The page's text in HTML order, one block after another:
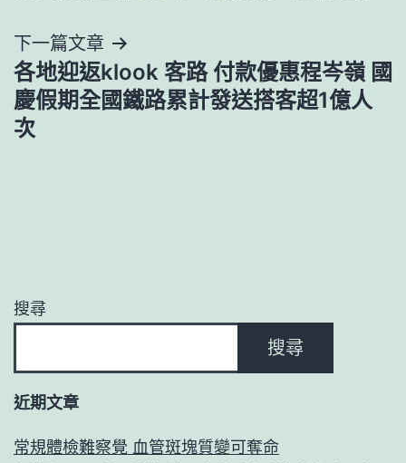
覽
下一篇文章
各地迎返klook 客路 付款優惠程岑嶺 國
慶假期全國鐵路累計發送搭客超1億人
次
搜尋
搜尋
近期文章
常規體檢難察覺 血管斑塊質變可奪命